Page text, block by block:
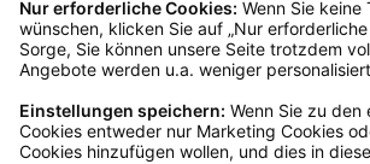
Kundenservice
Mo – Fr 9 – 17 Uhr, Sa 9 – 13 Uhr